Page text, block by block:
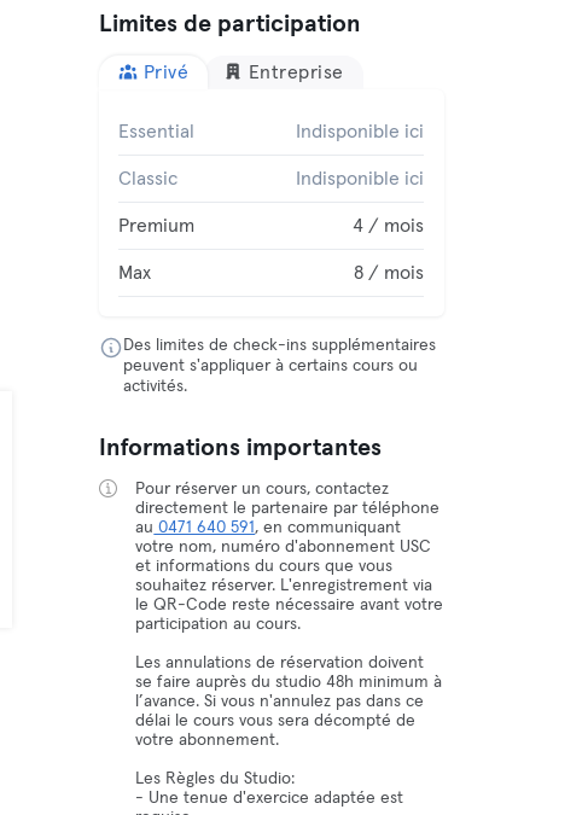
Limites de participation
Privé Entreprise
Essential Indisponible ici
Classic Indisponible ici
Premium 4 / mois
Max 8 / mois
Des limites de check-ins supplémentaires
peuvent s'appliquer à certains cours ou
activités.
Informations importantes
Pour réserver un cours, contactez
directement le partenaire par téléphone
au 0471 640 591, en communiquant
votre nom, numéro d'abonnement USC
et informations du cours que vous
souhaitez réserver. L'enregistrement via
le QR-Code reste nécessaire avant votre
participation au cours.
Les annulations de réservation doivent
se faire auprès du studio 48h minimum à
l’avance. Si vous n'annulez pas dans ce
délai le cours vous sera décompté de
votre abonnement.
Les Règles du Studio:
- Une tenue d'exercice adaptée est